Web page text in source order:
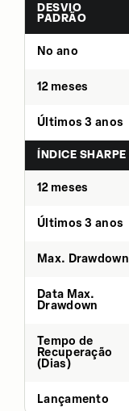
DESVIO
PADRÃO
No ano
12 meses
Últimos 3 anos
ÍNDICE SHARPE
12 meses
Últimos 3 anos
Max. Drawdown
Data Max.
Drawdown
Tempo de
Recuperação
(Dias)
Lançamento